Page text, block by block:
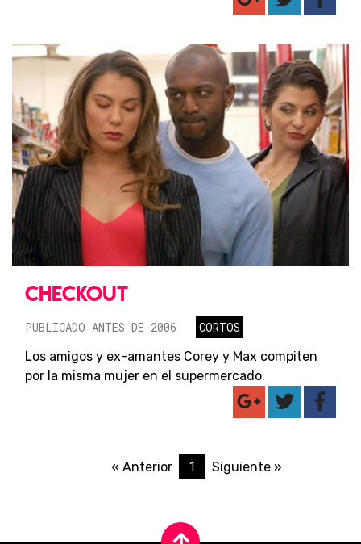
CHECKOUT
PUBLICADO ANTES DE 2006
CORTOS
Los amigos y ex-amantes Corey y Max compiten
por la misma mujer en el supermercado.
« Anterior 1 Siguiente »